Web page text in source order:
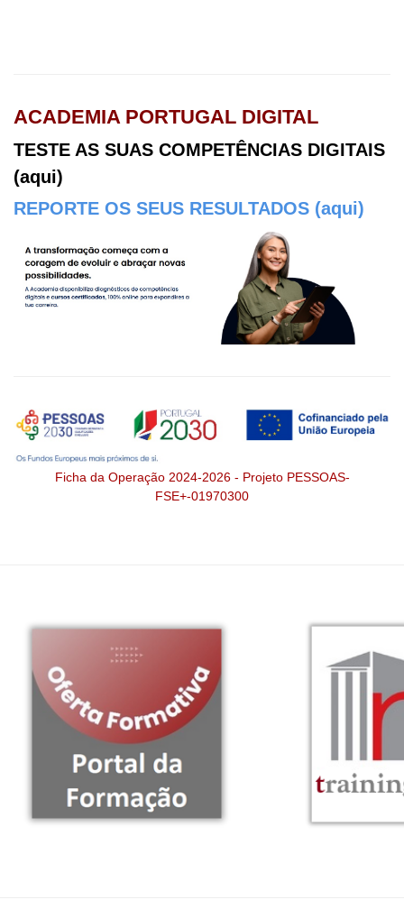
ACADEMIA PORTUGAL DIGITAL
TESTE AS SUAS COMPETÊNCIAS DIGITAIS
(aqui)
REPORTE OS SEUS RESULTADOS (aqui)
Ficha da Operação 2024-2026 - Projeto PESSOAS-
FSE+-01970300